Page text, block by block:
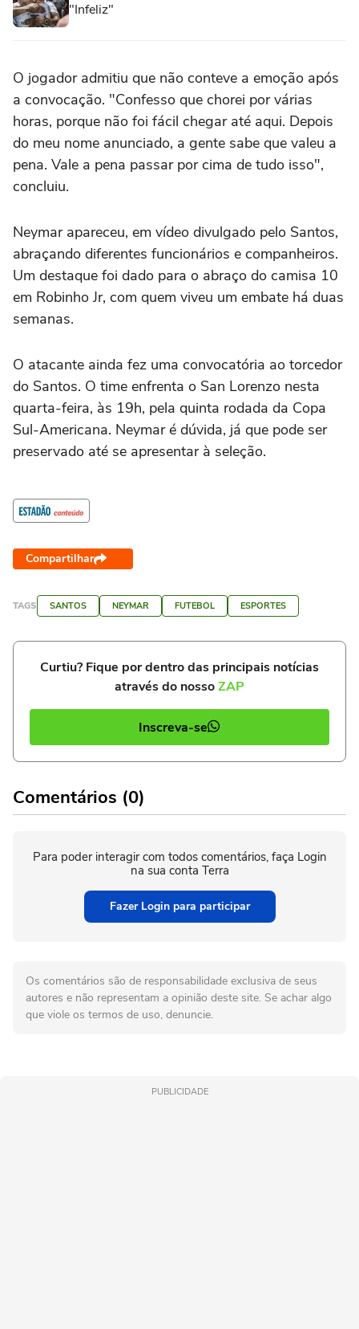
"Infeliz"
O jogador admitiu que não conteve a emoção após
a convocação. "Confesso que chorei por várias
horas, porque não foi fácil chegar até aqui. Depois
do meu nome anunciado, a gente sabe que valeu a
pena. Vale a pena passar por cima de tudo isso",
concluiu.
Neymar apareceu, em vídeo divulgado pelo Santos,
abraçando diferentes funcionários e companheiros.
Um destaque foi dado para o abraço do camisa 10
em Robinho Jr, com quem viveu um embate há duas
semanas.
O atacante ainda fez uma convocatória ao torcedor
do Santos. O time enfrenta o San Lorenzo nesta
quarta-feira, às 19h, pela quinta rodada da Copa
Sul-Americana. Neymar é dúvida, já que pode ser
preservado até se apresentar à seleção.
Compartilhar
TAGS SANTOS NEYMAR FUTEBOL ESPORTES
Curtiu? Fique por dentro das principais notícias
através do nossoZAP
Inscreva-se
Comentários (0)
Para poder interagir com todos comentários, faça Login
na sua conta Terra
Fazer Login para participar
Os comentários são de responsabilidade exclusiva de seus
autores e não representam a opinião deste site. Se achar algo
que viole os termos de uso, denuncie.
PUBLICIDADE